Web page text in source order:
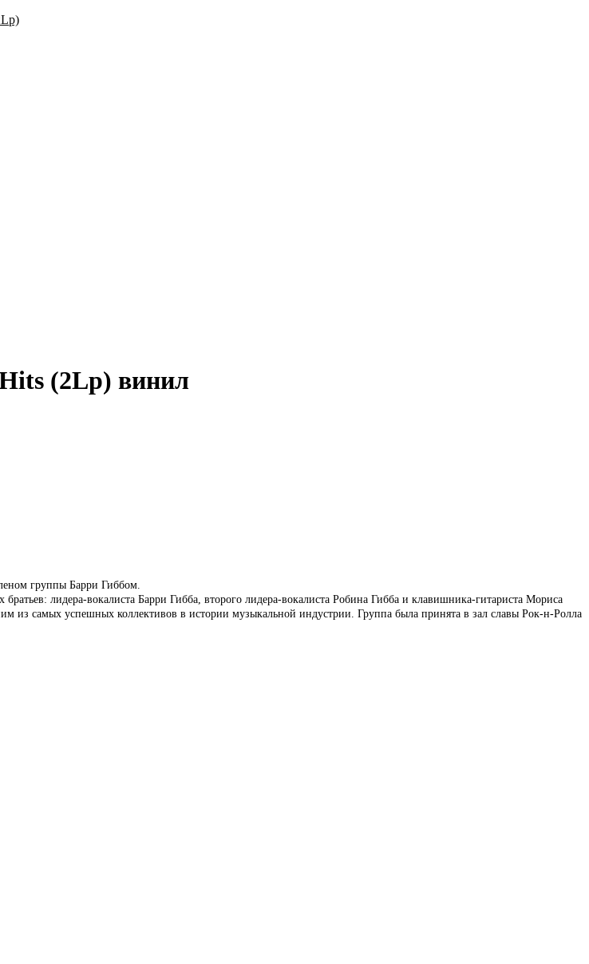
(2Lp) винил
группы Барри Гиббом.
лидера-вокалиста Барри Гибба, второго лидера-вокалиста Робина Гибба и клавишника-гитариста Мориса
самых успешных коллективов в истории музыкальной индустрии. Группа была принята в зал славы Рок-н-Ролла